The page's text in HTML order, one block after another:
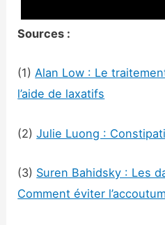
Sources :
(1)Alan Low : Le
l’aide de laxatifs
(2)Julie Luong :
(3) Suren Bahidsky : Les
Comment éviter